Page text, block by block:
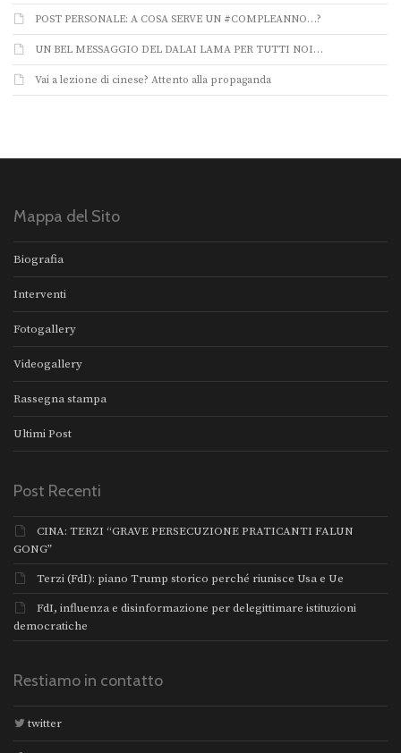
POST PERSONALE: A COSA SERVE UN #COMPLEANNO…?
UN BEL MESSAGGIO DEL DALAI LAMA PER TUTTI NOI…
Vai a lezione di cinese? Attento alla propaganda
Mappa del Sito
Biografia
Interventi
Fotogallery
Videogallery
Rassegna stampa
Ultimi Post
Post Recenti
CINA: TERZI “GRAVE PERSECUZIONE PRATICANTI FALUN
GONG”
Terzi (FdI): piano Trump storico perché riunisce Usa e Ue
FdI, influenza e disinformazione per delegittimare istituzioni
democratiche
Restiamo in contatto
twitter